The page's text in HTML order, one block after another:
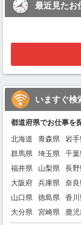
最近見たお
いますぐ検
都道府県でお仕事を
北海道
青森県 岩
群馬県
埼玉県 千
福井県
山梨県 長
大阪府
兵庫県 奈
山口県
徳島県 香
大分県
宮崎県 鹿